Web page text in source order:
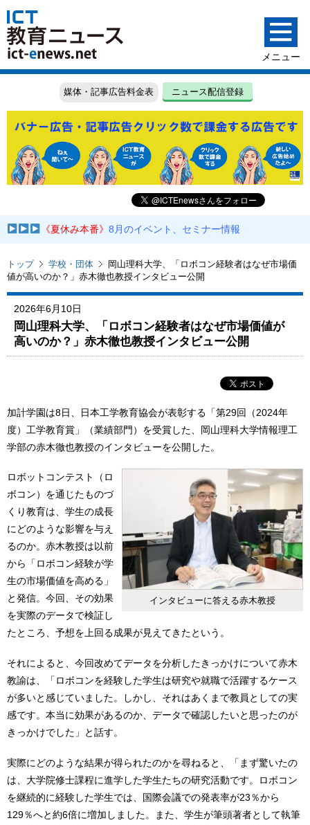
媒体・記事広告料金表 ニュース配信登録
《夏休み本番》8月のイベント、セミナー情報
トップ 学校・団体
岡山理科大学、「ロボコン経験者はなぜ市場価
値が高いのか？」赤木徹也教授インタビュー公開
2026年6月10日
岡山理科大学、「ロボコン経験者はなぜ市場価値が
高いのか？」赤木徹也教授インタビュー公開
加計学園は8日、日本工学教育協会が表彰する「第29回（2024年
度）工学教育賞」（業績部門）を受賞した、岡山理科大学情報理工
学部の赤木徹也教授のインタビューを公開した。
インタビューに答える赤木教授
ロボットコンテスト（ロ
ボコン）を通じたものづ
くり教育は、学生の成長
にどのような影響を与え
るのか。赤木教授は以前
から「ロボコン経験が学
生の市場価値を高める」
と発信。今回、その効果
を実際のデータで検証し
たところ、予想を上回る成果が見えてきたという。
それによると、今回改めてデータを分析したきっかけについて赤木
教諭は、「ロボコンを経験した学生は研究や就職で活躍するケース
が多いと感じていました。しかし、それはあくまで教員としての実
感です。本当に効果があるのか、データで確認したいと思ったのが
きっかけでした」と話す。
実際にどのような結果が得られたのかを尋ねると、「まず驚いたの
は、大学院修士課程に進学した学生たちの研究活動です。ロボコン
を継続的に経験した学生では、国際会議での発表率が23％から
129％へと約6倍に増加しました。また、学生が筆頭著者として執筆